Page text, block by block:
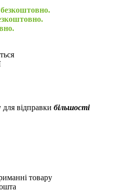
безкоштовно.
для відправки більшості
товару